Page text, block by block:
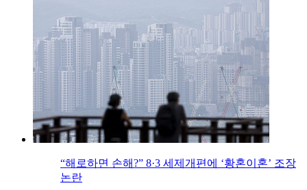
“해로하면 손해?” 8·3 세제개편에 ‘황혼이혼’ 조장
논란